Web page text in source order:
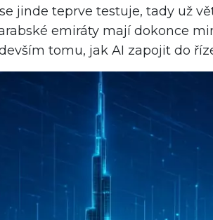
jinde teprve testuje, tady už
emiráty mají dokonce
tomu, jak AI zapojit do